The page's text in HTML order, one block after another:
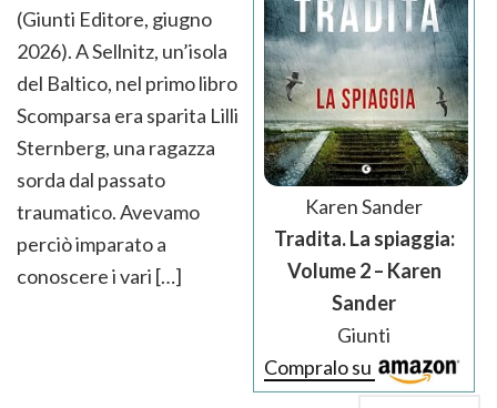
Karen Sander
Tradita. La spiaggia:
Volume 2 – Karen
Sander
Giunti
Compralo su
(Giunti Editore, giugno
2026). A Sellnitz, un’isola
del Baltico, nel primo libro
Scomparsa era sparita Lilli
Sternberg, una ragazza
sorda dal passato
traumatico. Avevamo
perciò imparato a
conoscere i vari […]